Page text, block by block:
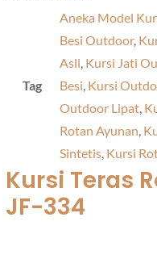
Tag
Aneka Model
Besi Outdoor,
Asli, Kursi Jati
Besi, Kursi
Outdoor Lipat,
Rotan Ayunan,
Sintetis, Kursi
Kursi Teras
JF-334